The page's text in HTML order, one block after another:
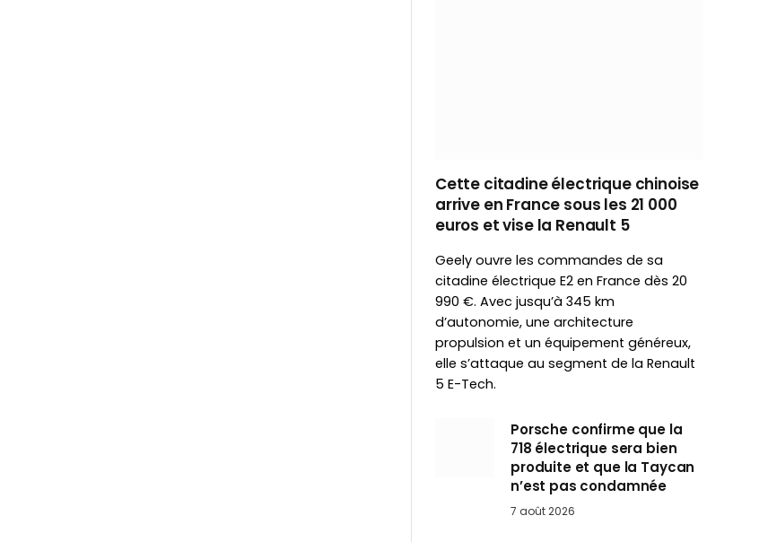
Cette citadine électrique chinoise
arrive en France sous les 21 000
euros et vise la Renault 5
Geely ouvre les commandes de sa
citadine électrique E2 en France dès 20
990 €. Avec jusqu’à 345 km
d’autonomie, une architecture
propulsion et un équipement généreux,
elle s’attaque au segment de la Renault
5 E-Tech.
Porsche confirme que la
718 électrique sera bien
produite et que la Taycan
n’est pas condamnée
7 août 2026